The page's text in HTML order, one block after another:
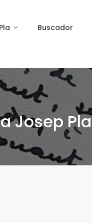
Buscador
Josep Pla